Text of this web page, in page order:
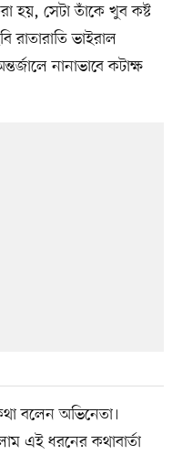
হয়, সেটা তাঁকে খুব কষ্ট
রাতারাতি ভাইরাল
নানাভাবে কটাক্ষ
বলেন অভিনেতা।
এই ধরনের কথাবার্তা